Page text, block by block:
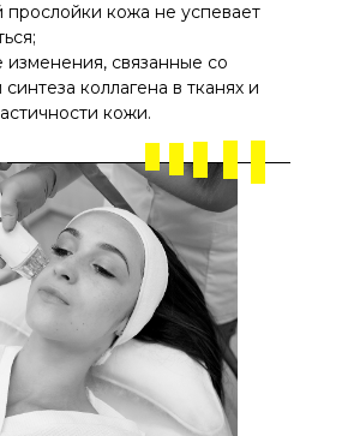
кожа не успевает
изменения, связанные со
коллагена в тканях и
кожи.